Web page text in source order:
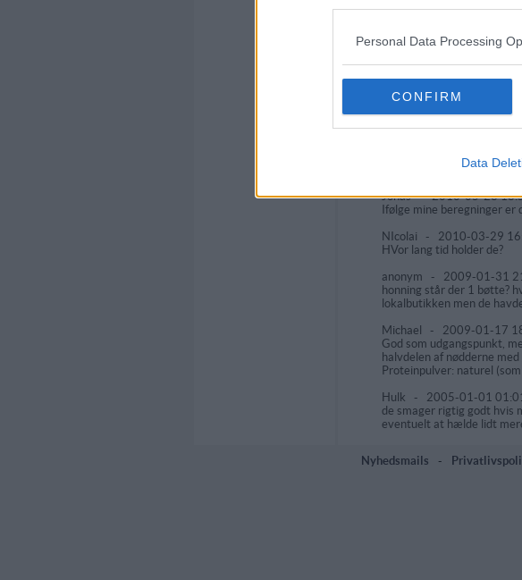
Personal Data Processing
CONFIRM
Data
Kommentaren skal
bah-2011-03-27
spis nødder er mere godt i ``
De andre ingredienser
hver af de 16-18
Jonas-2010-05-23
Ifølge mine beregninger
NIcolai
- 2010-03-29
HVor lang tid holder de?
anonym
- 2009-01-31
honning står der 1 bøtte?
lokalbutikken men de
Michael
- 2009-01-17
God som udgangspunkt,
halvdelen af nødderne
Proteinpulver: naturel
Hulk
- 2005-01-01
de smager rigtig godt hvis
eventuelt at hælde lidt
Nyhedsmails -